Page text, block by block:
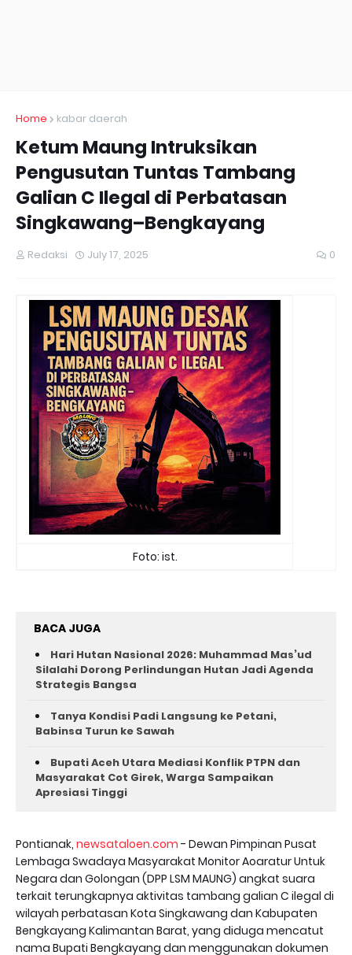
Home kabar daerah
Ketum Maung Intruksikan
Pengusutan Tuntas Tambang
Galian C Ilegal di Perbatasan
Singkawang–Bengkayang
Redaksi July 17, 2025 0
Foto: ist.
BACA JUGA
Hari Hutan Nasional 2026: Muhammad Mas’ud
Silalahi Dorong Perlindungan Hutan Jadi Agenda
Strategis Bangsa
Tanya Kondisi Padi Langsung ke Petani,
Babinsa Turun ke Sawah
Bupati Aceh Utara Mediasi Konflik PTPN dan
Masyarakat Cot Girek, Warga Sampaikan
Apresiasi Tinggi
Pontianak, newsataloen.com - Dewan Pimpinan Pusat
Lembaga Swadaya Masyarakat Monitor Aoaratur Untuk
Negara dan Golongan (DPP LSM MAUNG) angkat suara
terkait terungkapnya aktivitas tambang galian C ilegal di
wilayah perbatasan Kota Singkawang dan Kabupaten
Bengkayang Kalimantan Barat, yang diduga mencatut
nama Bupati Bengkayang dan menggunakan dokumen